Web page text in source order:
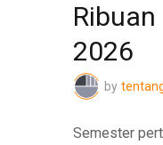
2026
by
Semester